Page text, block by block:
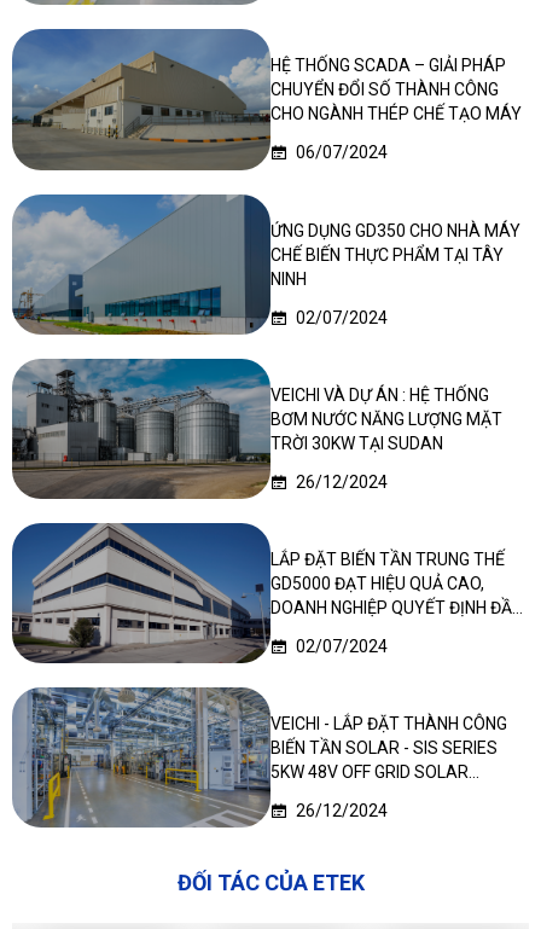
HỆ THỐNG SCADA – GIẢI PHÁP
CHUYỂN ĐỔI SỐ THÀNH CÔNG
CHO NGÀNH THÉP CHẾ TẠO MÁY
06/07/2024
ỨNG DỤNG GD350 CHO NHÀ MÁY
CHẾ BIẾN THỰC PHẨM TẠI TÂY
NINH
02/07/2024
VEICHI VÀ DỰ ÁN : HỆ THỐNG
BƠM NƯỚC NĂNG LƯỢNG MẶT
TRỜI 30KW TẠI SUDAN
26/12/2024
LẮP ĐẶT BIẾN TẦN TRUNG THẾ
GD5000 ĐẠT HIỆU QUẢ CAO,
DOANH NGHIỆP QUYẾT ĐỊNH ĐẦU
02/07/2024
VEICHI - LẮP ĐẶT THÀNH CÔNG
BIẾN TẦN SOLAR - SIS SERIES
5KW 48V OFF GRID SOLAR
26/12/2024
ĐỐI TÁC CỦA ETEK